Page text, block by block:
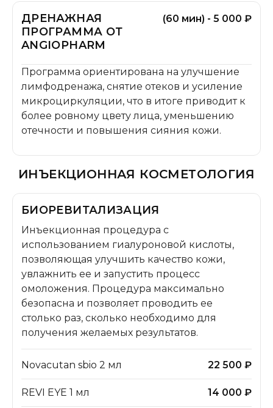
ДРЕНАЖНАЯ
ПРОГРАММА ОТ
ANGIOPHARM
(60 мин) - 5 000 ₽
Программа ориентирована на улучшение
лимфодренажа, снятие отеков и усиление
микроциркуляции, что в итоге приводит к
более ровному цвету лица, уменьшению
отечности и повышения сияния кожи.
ИНЪЕКЦИОННАЯ КОСМЕТОЛОГИЯ
БИОРЕВИТАЛИЗАЦИЯ
Инъекционная процедура с
использованием гиалуроновой кислоты,
позволяющая улучшить качество кожи,
увлажнить ее и запустить процесс
омоложения. Процедура максимально
безопасна и позволяет проводить ее
столько раз, сколько необходимо для
получения желаемых результатов.
Novacutan sbio 2 мл 22 500 ₽
REVI EYE 1 мл 14 000 ₽